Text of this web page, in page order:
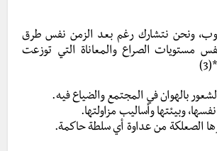
ونحن نتشارك رغم بعد الزمن نفس طرق
مستويات الصراع والمعاناة التي توزعت
بالهوان في المجتمع والضياع فيه.
وبيئتها وأساليب مزاولتها.
الصعلكة من عداوة أي سلطة حاكمة.